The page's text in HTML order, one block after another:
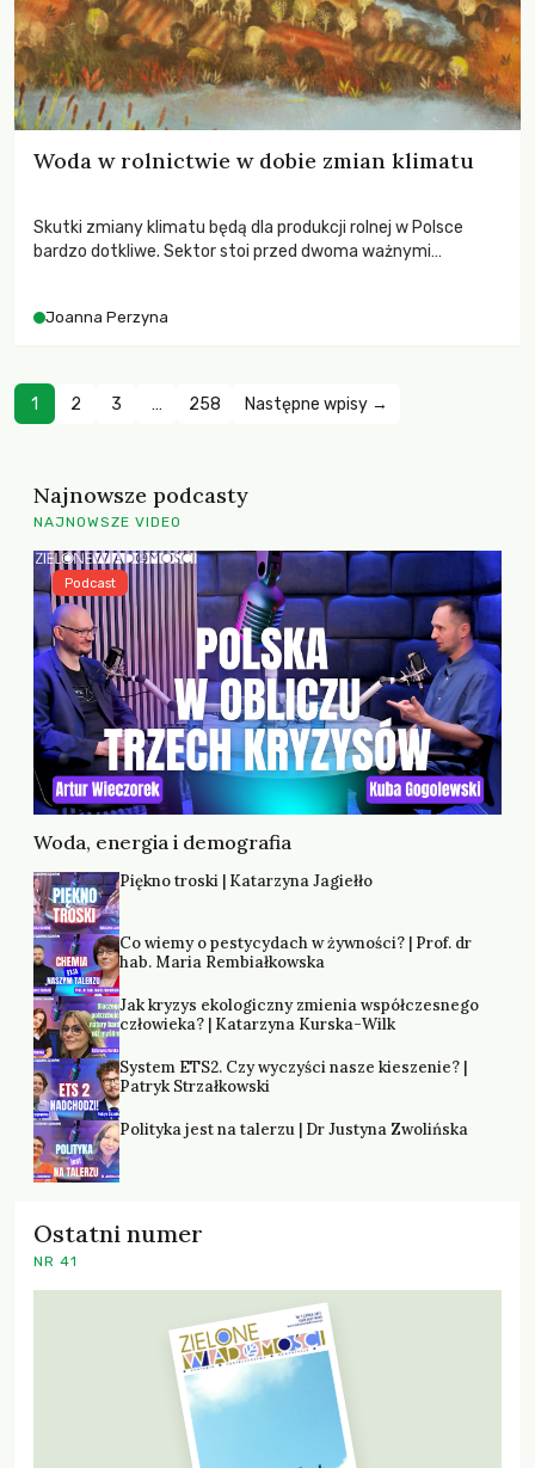
Woda w rolnictwie w dobie zmian klimatu
Skutki zmiany klimatu będą dla produkcji rolnej w Polsce
bardzo dotkliwe. Sektor stoi przed dwoma ważnymi
zachodzących zmian klimatycznych. Wymagać to będzie
Joanna Perzyna
1 2 3 … 258 Następne wpisy →
Najnowsze podcasty
NAJNOWSZE VIDEO
Woda, energia i demografia
Podcast
Piękno troski | Katarzyna Jagiełło
Co wiemy o pestycydach w żywności? | Prof. dr
hab. Maria Rembiałkowska
Jak kryzys ekologiczny zmienia współczesnego
człowieka? | Katarzyna Kurska-Wilk
System ETS2. Czy wyczyści nasze kieszenie? |
Patryk Strzałkowski
Polityka jest na talerzu | Dr Justyna Zwolińska
Ostatni numer
NR 41